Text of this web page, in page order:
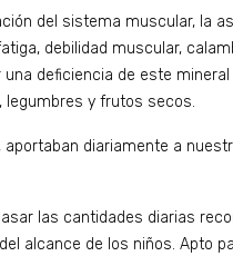
del sistema muscular, la
debilidad muscular,
deficiencia de este
y frutos secos.
diariamente a
las cantidades diarias
alcance de los niños. Apto